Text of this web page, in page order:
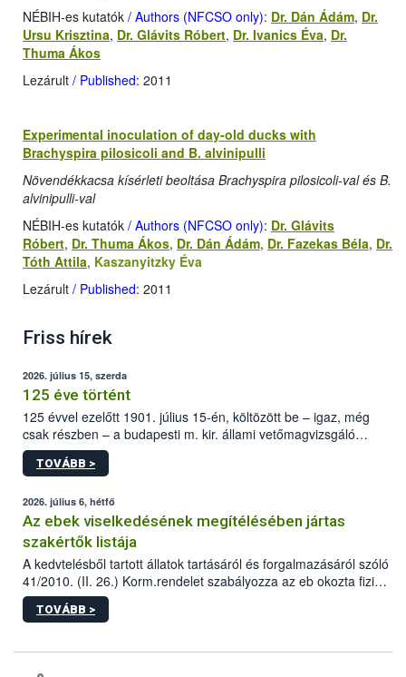
NÉBIH-es kutatók / Authors (NFCSO only): Dr. Dán Ádám, Dr.
Ursu Krisztina, Dr. Glávits Róbert, Dr. Ivanics Éva, Dr.
Thuma Ákos
Lezárult / Published: 2011
Experimental inoculation of day-old ducks with
Brachyspira pilosicoli and B. alvinipulli
Növendékkacsa kísérleti beoltása Brachyspira pilosicoli-val és B.
alvinipulli-val
NÉBIH-es kutatók / Authors (NFCSO only): Dr. Glávits
Róbert, Dr. Thuma Ákos, Dr. Dán Ádám, Dr. Fazekas Béla, Dr.
Tóth Attila, Kaszanyitzky Éva
Lezárult / Published: 2011
Friss hírek
2026. július 15, szerda
125 éve történt
125 évvel ezelőtt 1901. július 15-én, költözött be – igaz, még
csak részben – a budapesti m. kir. állami vetőmagvizsgáló
állomás a Kis Rókus utca 15. szám alatti, Czigler Győző által
tervezett új épületébe.
TOVÁBB >
2026. július 6, hétfő
Az ebek viselkedésének megítélésében jártas
szakértők listája
A kedvtelésből tartott állatok tartásáról és forgalmazásáról szóló
41/2010. (II. 26.) Korm.rendelet szabályozza az eb okozta fizikai
sérülés, illetve ennek veszélye keletkezésekor felmerülő
hatósági feladatokat, valamint a veszélyes eb tartását és annak
vonni az ebek viselkedésének megítélésében jártas szakértőt.
TOVÁBB >